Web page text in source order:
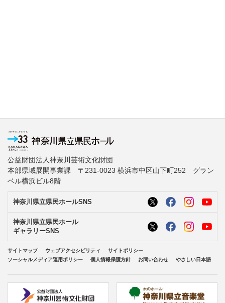
公益財団法人神奈川芸術文化財団
本部県域展開事業課 〒231-0023 横浜市中区山下町252 グラン
ベル横浜ビル8階
神奈川県立県民ホールSNS
神奈川県立県民ホール
ギャラリーSNS
サイトマップ ウェブアクセシビリティ
サイトポリシー
ソーシャルメディア運用ポリシー
個人情報保護方針 お問い合わせ やさしい日本語